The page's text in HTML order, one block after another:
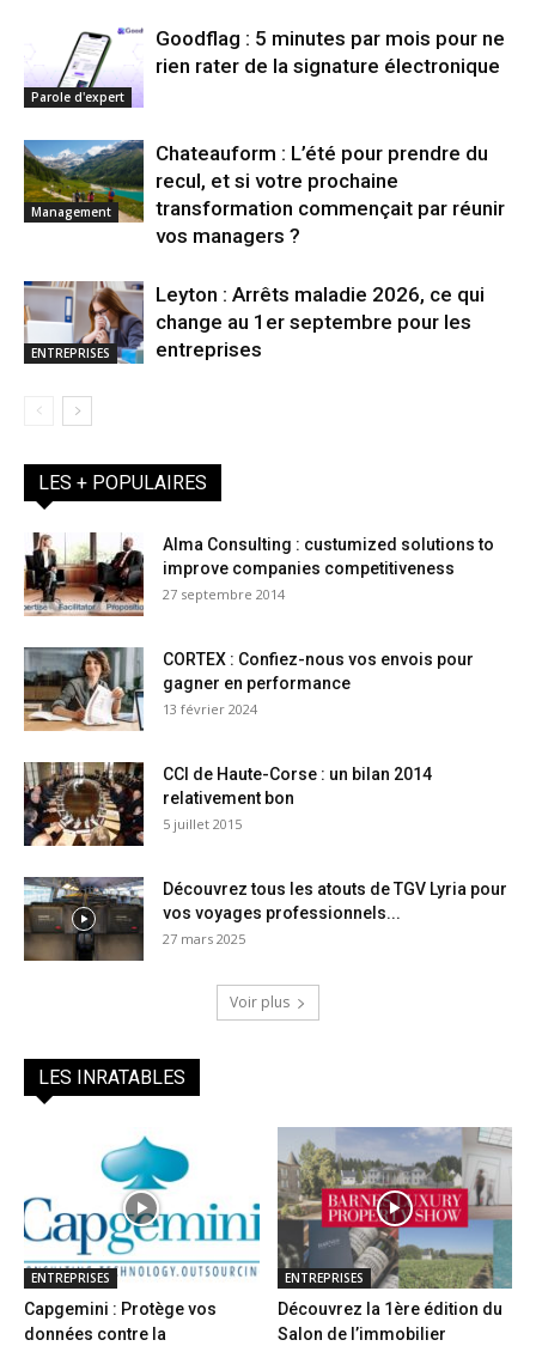
Parole d'expert
Goodflag : 5 minutes par mois pour ne
rien rater de la signature électronique
Management
Chateauform : L’été pour prendre du
recul, et si votre prochaine
transformation commençait par réunir
vos managers ?
ENTREPRISES
Leyton : Arrêts maladie 2026, ce qui
change au 1er septembre pour les
entreprises
LES + POPULAIRES
Alma Consulting : custumized solutions to
improve companies competitiveness
27 septembre 2014
CORTEX : Confiez-nous vos envois pour
gagner en performance
13 février 2024
CCI de Haute-Corse : un bilan 2014
relativement bon
5 juillet 2015
Découvrez tous les atouts de TGV Lyria pour
vos voyages professionnels...
27 mars 2025
Voir plus
LES INRATABLES
ENTREPRISES
Capgemini : Protège vos
données contre la
ENTREPRISES
Découvrez la 1ère édition du
Salon de l’immobilier